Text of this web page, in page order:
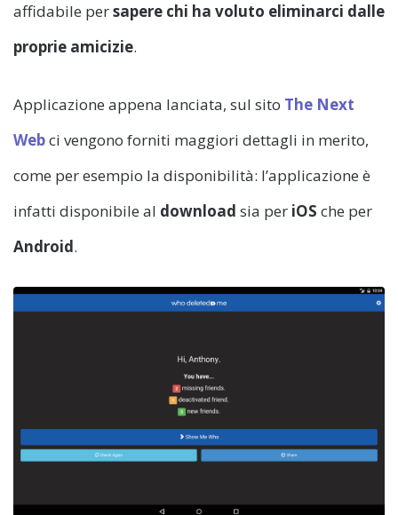
affidabile persapere chi ha voluto eliminarci dalle
proprie amicizie.
Applicazione appena lanciata, sul sito The Next
Webci vengono forniti maggiori dettagli in merito,
come per esempio la disponibilità: l’applicazione è
infatti disponibile al download sia per iOS che per
Android.